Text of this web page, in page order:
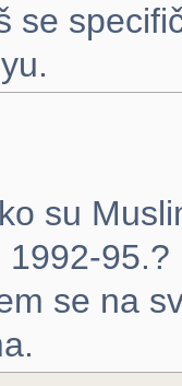
se
su
1992-95.?
se na